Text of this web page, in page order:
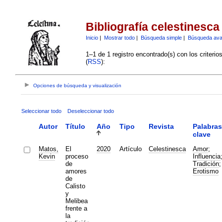
Bibliografía celestinesca
Inicio| Mostrar todo| Búsqueda simple| Búsqueda
1–1 de 1 registro encontrado(s) con los
(RSS):
Opciones de búsqueda y visualización
Seleccionar todo Deseleccionar todo
Autor Título Año Tipo Revista
Palabras
clave
Matos,
Kevin
El
proceso
de
amores
de
Calisto
y
Melibea
frente a
la
2020 Artículo Celestinesca Amor;
Influencia;
Tradición;
Erotismo